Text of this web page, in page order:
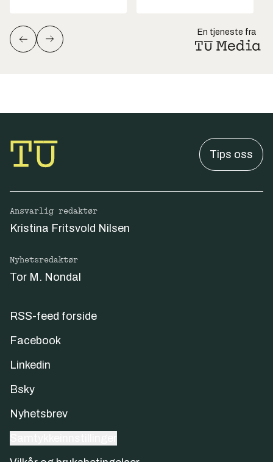
En tjeneste fra
Tips oss
Ansvarlig redaktør
Kristina Fritsvold Nilsen
Nyhetsredaktør
Tor M. Nondal
RSS-feed forside
Facebook
Linkedin
Bsky
Nyhetsbrev